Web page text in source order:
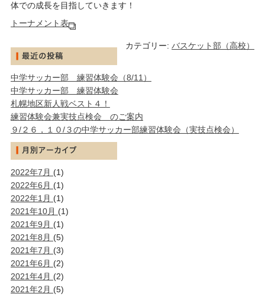
体での成長を目指していきます！
トーナメント表
カテゴリー:バスケット部（高校）
中学サッカー部 練習体験会（8/11）
中学サッカー部 練習体験会
札幌地区新人戦ベスト４！
練習体験会兼実技点検会 のご案内
９/２６，１０/３の中学サッカー部練習体験会（実技点検会）
2022年7月 (1)
2022年6月 (1)
2022年1月 (1)
2021年10月 (1)
2021年9月 (1)
2021年8月 (5)
2021年7月 (3)
2021年6月 (2)
2021年4月 (2)
2021年2月 (5)